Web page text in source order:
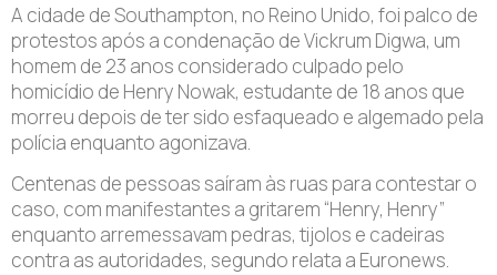
A cidade de Southampton, no Reino Unido, foi palco de
protestos após a condenação de Vickrum Digwa, um
homem de 23 anos considerado culpado pelo
homicídio de Henry Nowak, estudante de 18 anos que
morreu depois de ter sido esfaqueado e algemado pela
polícia enquanto agonizava.
Centenas de pessoas saíram às ruas para contestar o
caso, com manifestantes a gritarem “Henry, Henry”
enquanto arremessavam pedras, tijolos e cadeiras
contra as autoridades, segundo relata a Euronews.